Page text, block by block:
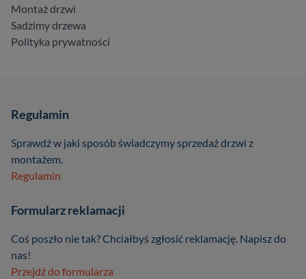
Montaż drzwi
Sadzimy drzewa
Polityka prywatności
Regulamin
Sprawdź w jaki sposób świadczymy sprzedaż drzwi z
montażem.
Regulamin
Formularz reklamacji
Coś poszło nie tak? Chciałbyś zgłosić reklamację. Napisz do
nas!
Przejdź do formularza